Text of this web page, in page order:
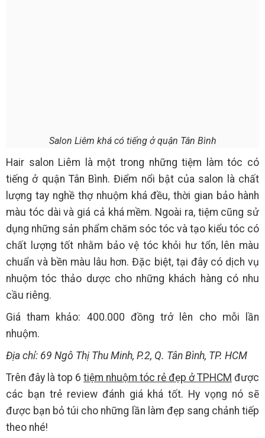
Salon Liêm khá có tiếng ở quận Tân Bình
Hair salon Liêm là một trong những tiệm làm tóc có
tiếng ở quận Tân Bình. Điểm nổi bật của salon là chất
lượng tay nghề thợ nhuộm khá đều, thời gian bảo hành
màu tóc dài và giá cả khá mềm. Ngoài ra, tiệm cũng sử
dụng những sản phẩm chăm sóc tóc và tạo kiểu tóc có
chất lượng tốt nhằm bảo vệ tóc khỏi hư tổn, lên màu
chuẩn và bền màu lâu hơn. Đặc biệt, tại đây có dịch vụ
nhuộm tóc thảo dược cho những khách hàng có nhu
cầu riêng.
Giá tham khảo: 400.000 đồng trở lên cho mỗi lần
nhuộm.
Địa chỉ: 69 Ngô Thị Thu Minh, P.2, Q. Tân Bình, TP. HCM
Trên đây là top 6 tiệm nhuộm tóc rẻ đẹp ở TPHCM được
các bạn trẻ review đánh giá khá tốt. Hy vọng nó sẽ
được bạn bỏ túi cho những lần làm đẹp sang chảnh tiếp
theo nhé!